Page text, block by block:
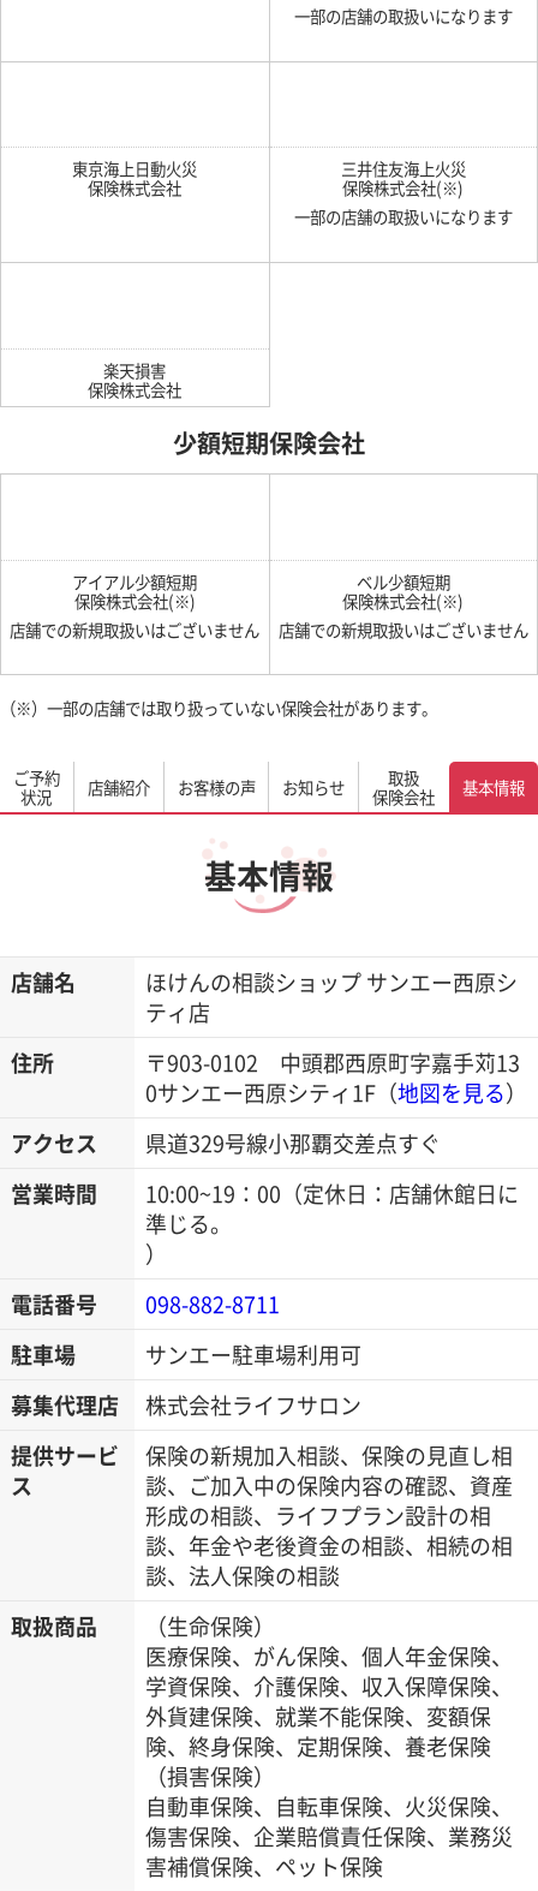
一部の店舗の取扱いになります
東京海上日動火災
保険株式会社
三井住友海上火災
保険株式会社(※)
一部の店舗の取扱いになります
楽天損害
保険株式会社
少額短期保険会社
アイアル少額短期
保険株式会社(※)
店舗での新規取扱いはございません
ベル少額短期
保険株式会社(※)
店舗での新規取扱いはございません
（※）一部の店舗では取り扱っていない保険会社があります。
ご予約
状況
店舗紹介 お客様の声 お知らせ
取扱
保険会社
基本情報
基本情報
店舗名
ほけんの相談ショップ サンエー西原シ
ティ店
住所
〒903-0102 中頭郡西原町字嘉手苅13
0サンエー西原シティ1F（地図を見る）
アクセス
県道329号線小那覇交差点すぐ
営業時間
10:00~19：00（定休日：店舗休館日に
準じる。
）
電話番号
098-882-8711
駐車場
サンエー駐車場利用可
募集代理店
株式会社ライフサロン
提供サービ
ス
保険の新規加入相談、保険の見直し相
談、ご加入中の保険内容の確認、資産
形成の相談、ライフプラン設計の相
談、年金や老後資金の相談、相続の相
談、法人保険の相談
取扱商品
（生命保険）
医療保険、がん保険、個人年金保険、
学資保険、介護保険、収入保障保険、
外貨建保険、就業不能保険、変額保
険、終身保険、定期保険、養老保険
（損害保険）
自動車保険、自転車保険、火災保険、
傷害保険、企業賠償責任保険、業務災
害補償保険、ペット保険